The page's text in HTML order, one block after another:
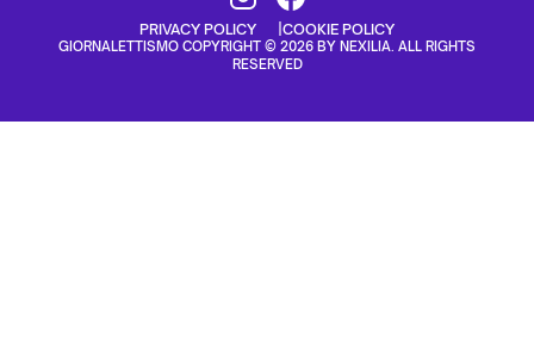
PRIVACY POLICY COOKIE POLICY
GIORNALETTISMO COPYRIGHT © 2026 BY NEXILIA. ALL RIGHTS
RESERVED